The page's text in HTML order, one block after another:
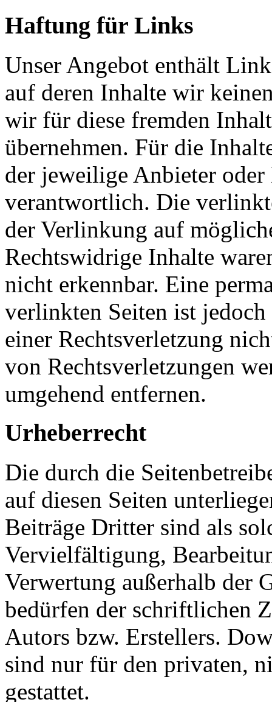
Haftung für Links
Unser Angebot enthält
auf deren Inhalte wir
wir für diese fremden
übernehmen. Für die
der jeweilige Anbieter oder
verantwortlich. Die
der Verlinkung auf
Rechtswidrige Inhalte
nicht erkennbar. Eine
verlinkten Seiten ist
einer Rechtsverletzung
von Rechtsverletzungen
umgehend entfernen.
Urheberrecht
Die durch die
auf diesen Seiten
Beiträge Dritter sind als
Vervielfältigung,
Verwertung außerhalb der
bedürfen der schriftlichen
Autors bzw. Erstellers.
sind nur für den privaten,
gestattet.